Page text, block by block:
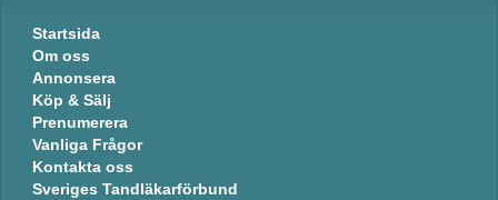
Startsida
Om oss
Annonsera
Köp & Sälj
Prenumerera
Vanliga Frågor
Kontakta oss
Sveriges Tandläkarförbund